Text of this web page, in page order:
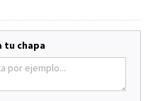
tu chapa